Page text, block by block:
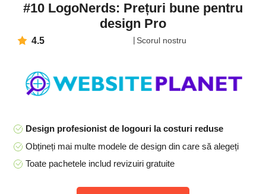
#10 LogoNerds: Prețuri bune pentru
design Pro
4.5 Scorul nostru
Design profesionist de logouri la costuri reduse
Obțineți mai multe modele de design din care să alegeți
Toate pachetele includ revizuiri gratuite